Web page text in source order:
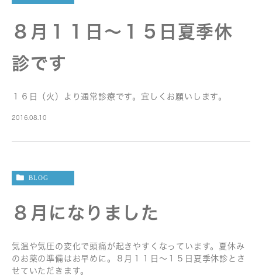
８月１１日〜１５日夏季休
診です
１６日（火）より通常診療です。宜しくお願いします。
2016.08.10
BLOG
８月になりました
気温や気圧の変化で頭痛が起きやすくなっています。夏休み
のお薬の準備はお早めに。８月１１日〜１５日夏季休診とさ
せていただきます。